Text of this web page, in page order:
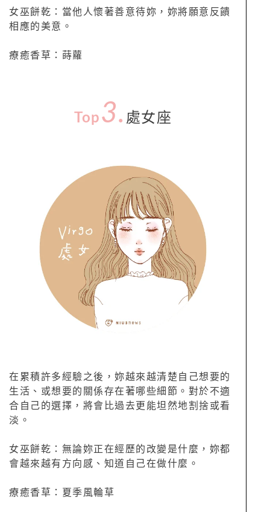
女巫餅乾：當他人懷著善意待妳，妳將願意反饋
相應的美意。
療癒香草：蒔蘿
Top 3. 處女座
在累積許多經驗之後，妳越來越清楚自己想要的
生活、或想要的關係存在著哪些細節。對於不適
合自己的選擇，將會比過去更能坦然地割捨或看
淡。
女巫餅乾：無論妳正在經歷的改變是什麼，妳都
會越來越有方向感、知道自己在做什麼。
療癒香草：夏季風輪草